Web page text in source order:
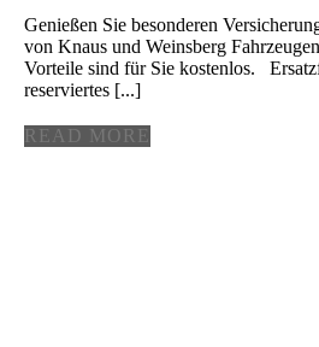
Genießen Sie besonderen
von Knaus und Weinsberg
Vorteile sind für Sie kostenlos.
reserviertes [...]
READ MORE